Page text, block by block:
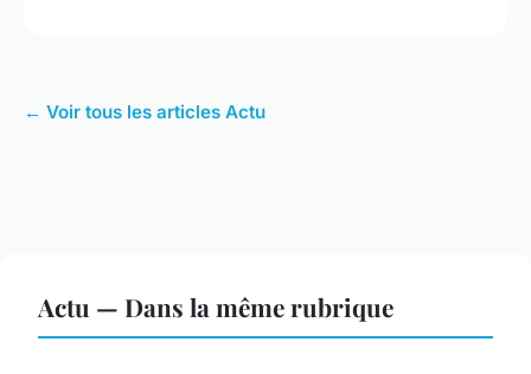
← Voir tous les articles Actu
Actu — Dans la même rubrique